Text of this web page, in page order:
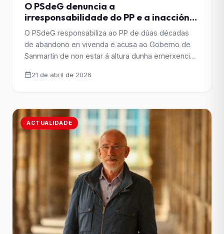
O PSdeG denuncia a
irresponsabilidade do PP e a inacción
do Goberno de Sanmartín ante a
emerxencia da vivenda en Santiago
O PSdeG responsabiliza ao PP de dúas décadas
de abandono en vivenda e acusa ao Goberno de
Sanmartín de non estar á altura dunha emerxencia
Marta Abal denuncia a falta de resposta efectiva
21 de abril de 2026
ACTUALIDADE